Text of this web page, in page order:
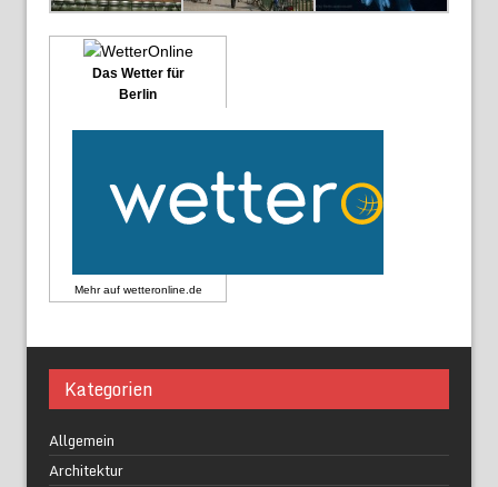
Das Wetter für
Berlin
Mehr auf wetteronline.de
Kategorien
Allgemein
Architektur